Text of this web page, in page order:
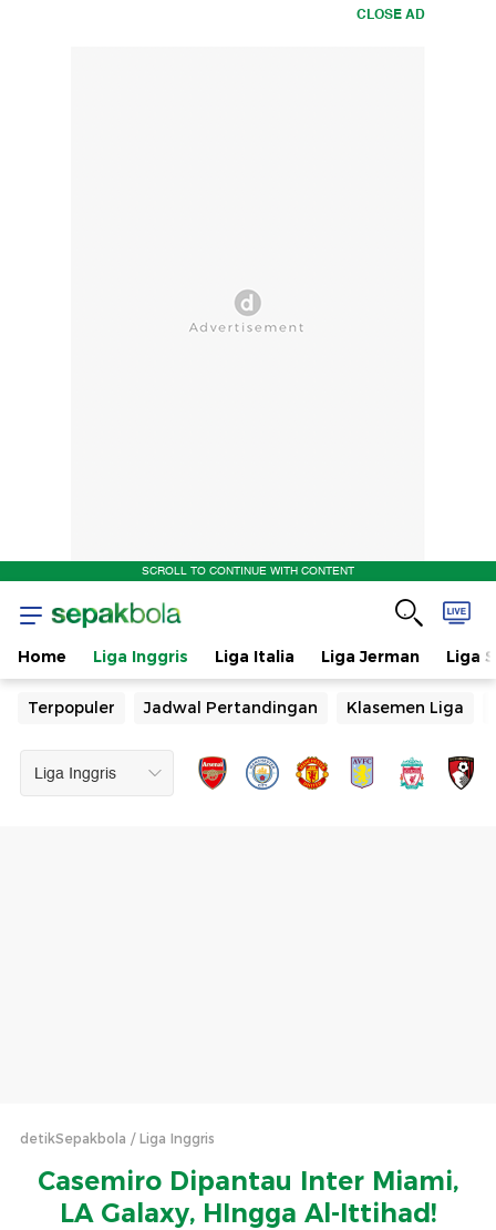
CLOSE AD
SCROLL TO CONTINUE WITH CONTENT
Home Liga Inggris Liga Italia Liga Jerman Liga
Terpopuler Jadwal Pertandingan Klasemen Liga
detikSepakbola Liga Inggris
Casemiro Dipantau Inter Miami,
LA Galaxy, HIngga Al-Ittihad!